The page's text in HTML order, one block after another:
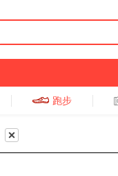
跑步